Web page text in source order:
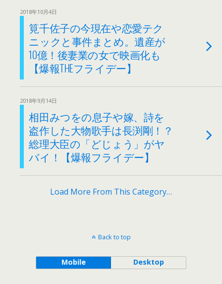
2018年10月4日
筧千佐子の今現在や恋愛テク
ニックと事件まとめ。遺産が
10億！後妻業の女で映画化も
【爆報THEフライデー】
2018年9月14日
相田みつをの息子や嫁、詩を
盗作した大物歌手は長渕剛！？
総理大臣の「どじょう」がヤ
バイ！【爆報フライデー】
Load More From This Category…
Back to top
Mobile Desktop